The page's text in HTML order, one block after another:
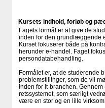
Kursets indhold, forløb og
Fagets formål er at give de
inden for den grundlæggende
Kurset fokuserer både på
herunder e-handel. Faget
persondatabehandling.
Formålet er, at de studerende
problemstillinger, som de vil
inden for it-branchen.
retssystemet, som særligt
være en stor og en lille